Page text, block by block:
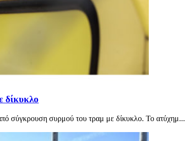
δίκυκλο
σύγκρουση συρμού του τραμ με δίκυκλο. Το ατύχημ...